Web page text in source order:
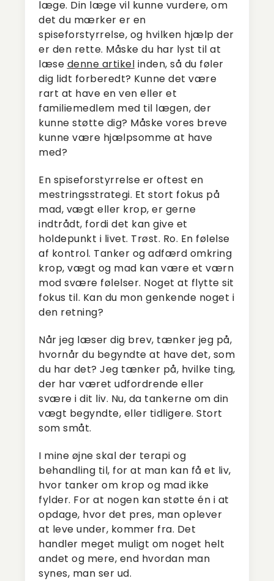
læge. Din læge vil kunne vurdere, om
det du mærker er en
spiseforstyrrelse, og hvilken hjælp der
er den rette. Måske du har lyst til at
læse denne artikel inden, så du føler
dig lidt forberedt? Kunne det være
rart at have en ven eller et
familiemedlem med til lægen, der
kunne støtte dig? Måske vores breve
kunne være hjælpsomme at have
med?
En spiseforstyrrelse er oftest en
mestringsstrategi. Et stort fokus på
mad, vægt eller krop, er gerne
indtrådt, fordi det kan give et
holdepunkt i livet. Trøst. Ro. En følelse
af kontrol. Tanker og adfærd omkring
krop, vægt og mad kan være et værn
mod svære følelser. Noget at flytte sit
fokus til. Kan du mon genkende noget i
den retning?
Når jeg læser dig brev, tænker jeg på,
hvornår du begyndte at have det, som
du har det? Jeg tænker på, hvilke ting,
der har været udfordrende eller
svære i dit liv. Nu, da tankerne om din
vægt begyndte, eller tidligere. Stort
som småt.
I mine øjne skal der terapi og
behandling til, for at man kan få et liv,
hvor tanker om krop og mad ikke
fylder. For at nogen kan støtte én i at
opdage, hvor det pres, man oplever
at leve under, kommer fra. Det
handler meget muligt om noget helt
andet og mere, end hvordan man
synes, man ser ud.